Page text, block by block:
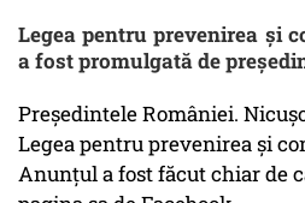
Legea pentru prevenirea și
a fost promulgată de
Președintele României.
Legea pentru prevenirea și
Anunțul a fost făcut chiar de